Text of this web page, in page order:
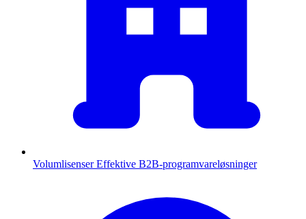
Volumlisenser Effektive B2B-programvareløsninger